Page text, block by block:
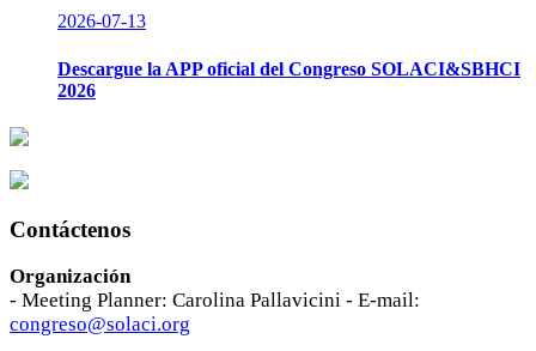
2026-07-13
Descargue la APP oficial del Congreso SOLACI&SBHCI
2026
Contáctenos
Organización
- Meeting Planner: Carolina Pallavicini - E-mail:
congreso@solaci.org